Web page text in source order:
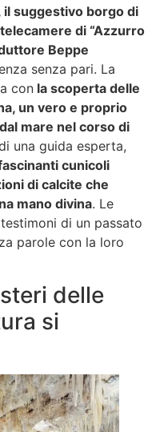
il suggestivo borgo di
di “Azzurro
Beppe
senza pari. La
con la scoperta delle
un vero e proprio
mare nel corso di
una guida esperta,
cunicoli
di calcite che
mano divina. Le
di un passato
parole con la loro
delle
si